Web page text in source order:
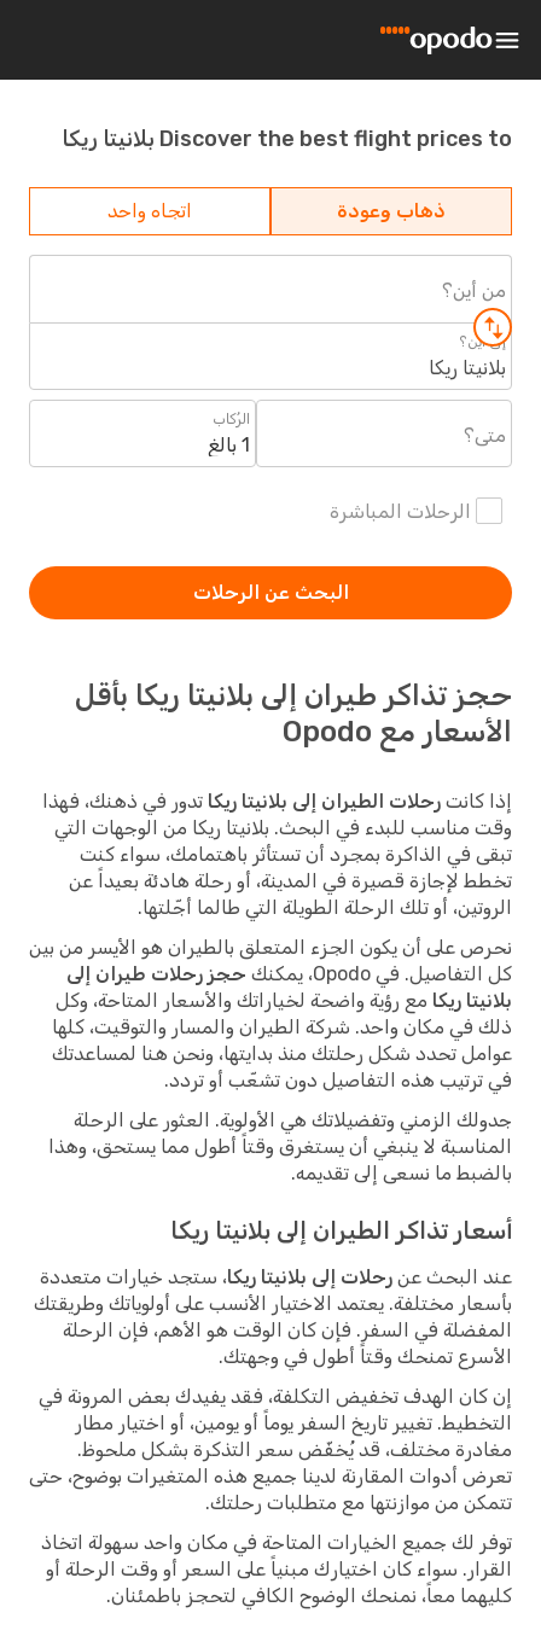
Discover the best flight prices to بلانيتا ريكا
ذهاب وعودة اتجاه واحد
من أين؟
إلى أين؟
بلانيتا ريكا
متى؟
الرُكاب
1 بالغ
الرحلات المباشرة
البحث عن الرحلات
حجز تذاكر طيران إلى بلانيتا ريكا بأقل
الأسعار مع Opodo
إذا كانت رحلات الطيران إلى بلانيتا ريكا تدور في ذهنك، فهذا
وقت مناسب للبدء في البحث. بلانيتا ريكا من الوجهات التي
تبقى في الذاكرة بمجرد أن تستأثر باهتمامك، سواء كنت
تخطط لإجازة قصيرة في المدينة، أو رحلة هادئة بعيداً عن
الروتين، أو تلك الرحلة الطويلة التي طالما أجّلتها.
نحرص على أن يكون الجزء المتعلق بالطيران هو الأيسر من بين
كل التفاصيل. في Opodo، يمكنك
حجز رحلات طيران إلى
بلانيتا ريكا مع رؤية واضحة لخياراتك والأسعار المتاحة، وكل
ذلك في مكان واحد. شركة الطيران والمسار والتوقيت، كلها
عوامل تحدد شكل رحلتك منذ بدايتها، ونحن هنا لمساعدتك
في ترتيب هذه التفاصيل دون تشعّب أو تردد.
جدولك الزمني وتفضيلاتك هي الأولوية. العثور على الرحلة
المناسبة لا ينبغي أن يستغرق وقتاً أطول مما يستحق، وهذا
بالضبط ما نسعى إلى تقديمه.
أسعار تذاكر الطيران إلى بلانيتا ريكا
عند البحث عن رحلات إلى بلانيتا ريكا، ستجد خيارات متعددة
بأسعار مختلفة. يعتمد الاختيار الأنسب على أولوياتك وطريقتك
المفضلة في السفر. فإن كان الوقت هو الأهم، فإن الرحلة
الأسرع تمنحك وقتاً أطول في وجهتك.
إن كان الهدف تخفيض التكلفة، فقد يفيدك بعض المرونة في
التخطيط. تغيير تاريخ السفر يوماً أو يومين، أو اختيار مطار
مغادرة مختلف، قد يُخفّض سعر التذكرة بشكل ملحوظ.
تعرض أدوات المقارنة لدينا جميع هذه المتغيرات بوضوح، حتى
تتمكن من موازنتها مع متطلبات رحلتك.
توفر لك جميع الخيارات المتاحة في مكان واحد سهولة اتخاذ
القرار. سواء كان اختيارك مبنياً على السعر أو وقت الرحلة أو
كليهما معاً، نمنحك الوضوح الكافي لتحجز باطمئنان.